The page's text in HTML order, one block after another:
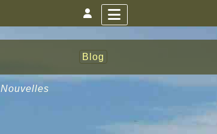
Blog
Nouvelles